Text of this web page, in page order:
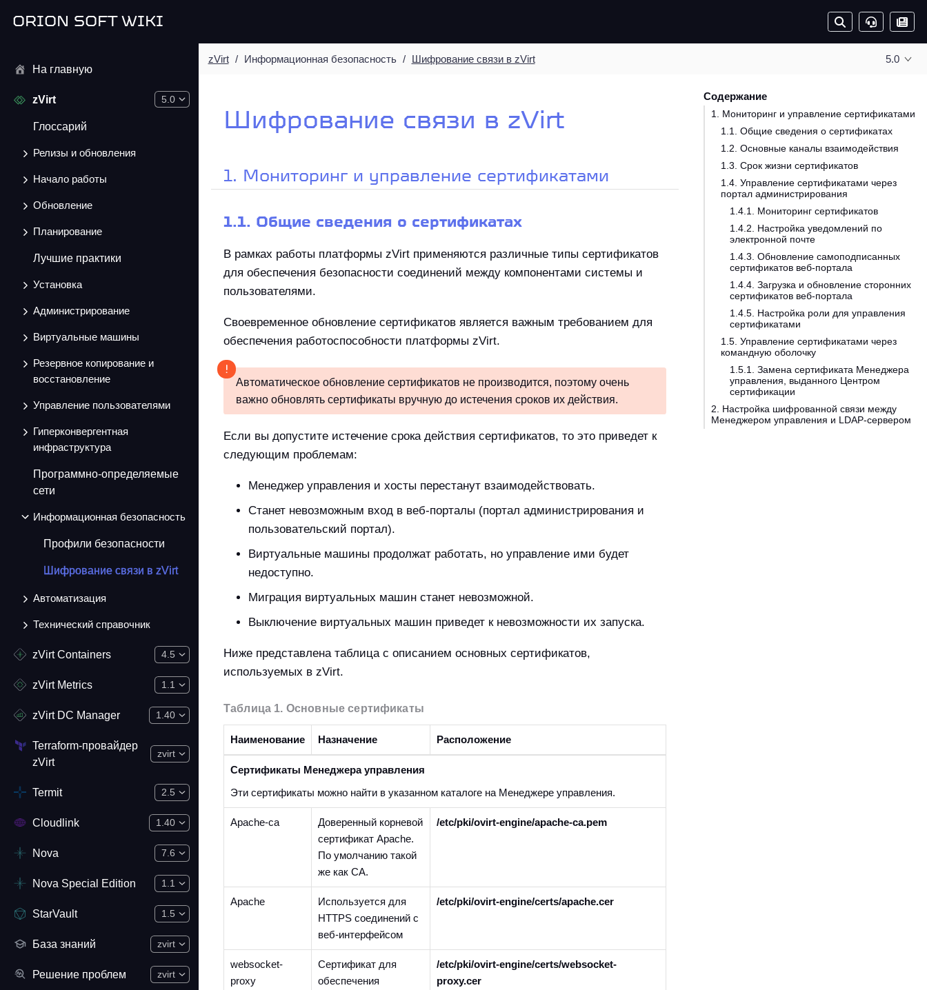
ORION SOFT WIKI
На главную
zVirt 5.0
Глоссарий
Релизы и обновления
Начало работы
Обновление
Планирование
Лучшие практики
Установка
Администрирование
Виртуальные машины
Резервное копирование и
восстановление
Управление пользователями
Гиперконвергентная
инфраструктура
Программно-определяемые
сети
Информационная безопасность
Профили безопасности
Шифрование связи в zVirt
Автоматизация
Технический справочник
zVirt Containers 4.5
zVirt Metrics 1.1
zVirt DC Manager 1.40
Terraform-провайдер
zVirt
zvirt
Termit 2.5
Cloudlink 1.40
Nova 7.6
Nova Special Edition 1.1
StarVault 1.5
База знаний zvirt
Решение проблем zvirt
zVirt Информационная безопасность Шифрование связи в zVirt 5.0
Содержание
1. Мониторинг и управление сертификатами
1.1. Общие сведения о сертификатах
1.2. Основные каналы взаимодействия
1.3. Срок жизни сертификатов
1.4. Управление сертификатами через
портал администрирования
1.4.1. Мониторинг сертификатов
1.4.2. Настройка уведомлений по
электронной почте
1.4.3. Обновление самоподписанных
сертификатов веб-портала
1.4.4. Загрузка и обновление сторонних
сертификатов веб-портала
1.4.5. Настройка роли для управления
сертификатами
1.5. Управление сертификатами через
командную оболочку
1.5.1. Замена сертификата Менеджера
управления, выданного Центром
сертификации
2. Настройка шифрованной связи между
Менеджером управления и LDAP-сервером
Шифрование связи в zVirt
1. Мониторинг и управление сертификатами
1.1. Общие сведения о сертификатах
В рамках работы платформы zVirt применяются различные типы сертификатов
для обеспечения безопасности соединений между компонентами системы и
пользователями.
Своевременное обновление сертификатов является важным требованием для
обеспечения работоспособности платформы zVirt.
Автоматическое обновление сертификатов не производится, поэтому очень
важно обновлять сертификаты вручную до истечения сроков их действия.
Если вы допустите истечение срока действия сертификатов, то это приведет к
следующим проблемам:
Менеджер управления и хосты перестанут взаимодействовать.
Станет невозможным вход в веб-порталы (портал администрирования и
пользовательский портал).
Виртуальные машины продолжат работать, но управление ими будет
недоступно.
Миграция виртуальных машин станет невозможной.
Выключение виртуальных машин приведет к невозможности их запуска.
Ниже представлена таблица с описанием основных сертификатов,
используемых в zVirt.
Таблица 1. Основные сертификаты
Наименование Назначение Расположение
Сертификаты Менеджера управления
Эти сертификаты можно найти в указанном каталоге на Менеджере управления.
Apache-ca
Доверенный корневой
сертификат Apache.
По умолчанию такой
же как CA.
/etc/pki/ovirt-engine/apache-ca.pem
Apache
Используется для
HTTPS соединений с
веб-интерфейсом
/etc/pki/ovirt-engine/certs/apache.cer
websocket-
proxy
Сертификат для
обеспечения
/etc/pki/ovirt-engine/certs/websocket-
proxy.cer